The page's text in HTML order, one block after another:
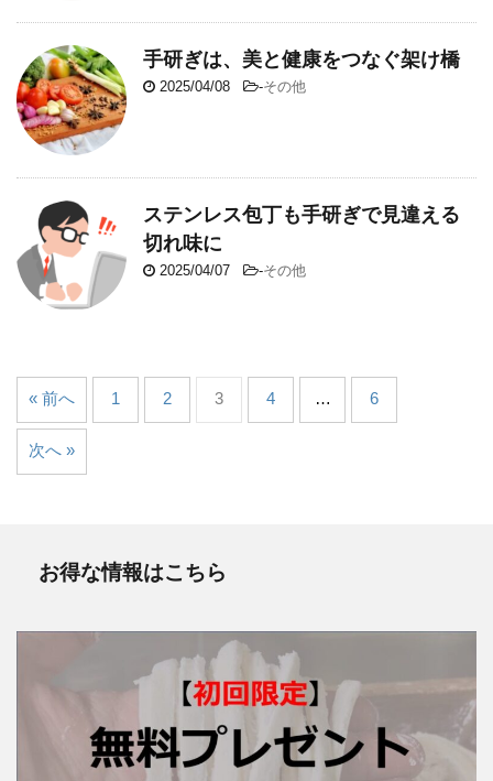
手研ぎは、美と健康をつなぐ架け橋
2025/04/08 -その他
ステンレス包丁も手研ぎで見違える
切れ味に
2025/04/07 -その他
« 前へ 1 2 3 4 … 6
次へ »
お得な情報はこちら